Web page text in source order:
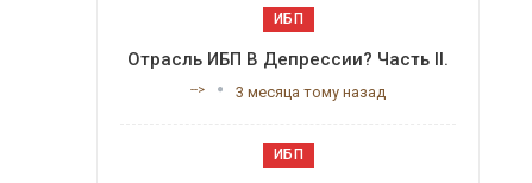
ИБП
Отрасль ИБП В Депрессии? Часть II.
--> 3 месяца тому назад
ИБП